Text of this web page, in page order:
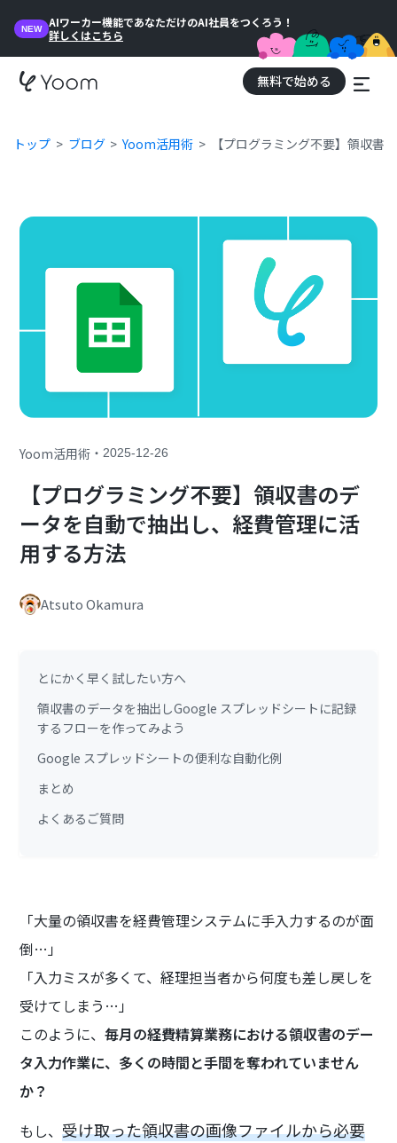
NEW
AIワーカー機能であなただけのAI社員をつくろう！
詳しくはこちら
無料で始める
トップ ブログ Yoom活用術 【プログラミング不要】領収書
Yoom活用術 ・2025-12-26
【プログラミング不要】領収書のデ
ータを自動で抽出し、経費管理に活
用する方法
Atsuto Okamura
とにかく早く試したい方へ
領収書のデータを抽出しGoogle スプレッドシートに記録
するフローを作ってみよう
Google スプレッドシートの便利な自動化例
まとめ
よくあるご質問
「大量の領収書を経費管理システムに手入力するのが面
倒…」
「入力ミスが多くて、経理担当者から何度も差し戻しを
受けてしまう…」
このように、毎月の経費精算業務における領収書のデー
タ入力作業に、多くの時間と手間を奪われていません
か？
もし、受け取った領収書の画像ファイルから必要